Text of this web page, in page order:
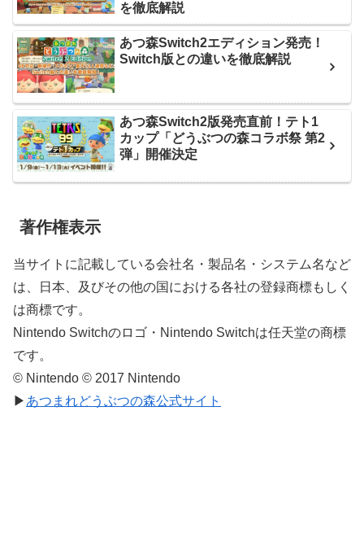
を徹底解説
あつ森Switch2エディション発売！
Switch版との違いを徹底解説
あつ森Switch2版発売直前！テト1
カップ「どうぶつの森コラボ祭 第2
弾」開催決定
著作権表示
当サイトに記載している会社名・製品名・システム名など
は、日本、及びその他の国における各社の登録商標もしく
は商標です。
Nintendo Switchのロゴ・Nintendo Switchは任天堂の商標
です。
© Nintendo © 2017 Nintendo
▶ あつまれどうぶつの森公式サイト